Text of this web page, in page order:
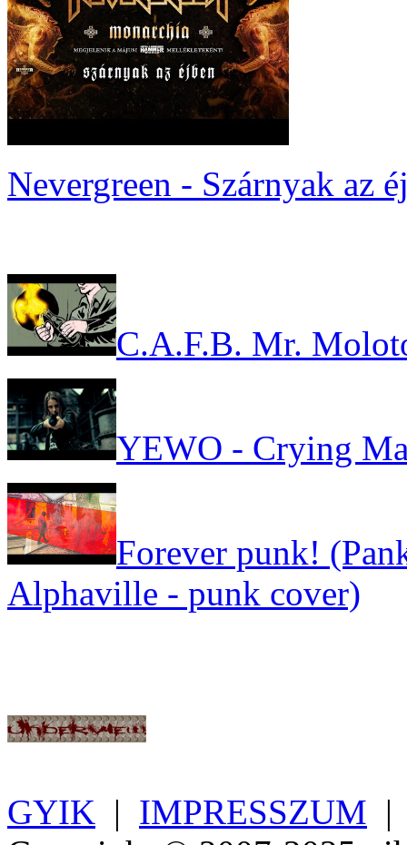
Nevergreen - Szárnyak az
C.A.F.B. Mr.
YEWO - Crying
Forever punk!
Alphaville - punk cover)
GYIK | IMPRESSZUM